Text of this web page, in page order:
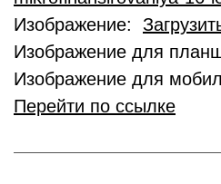
Изображение:
Изображение для
Изображение для
Перейти по ссылке